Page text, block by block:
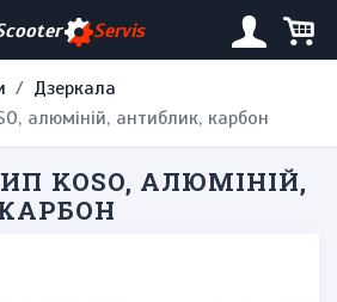
Servis
Дзеркала
алюміній, антиблик, карбон
KOSO, АЛЮМІНІЙ,